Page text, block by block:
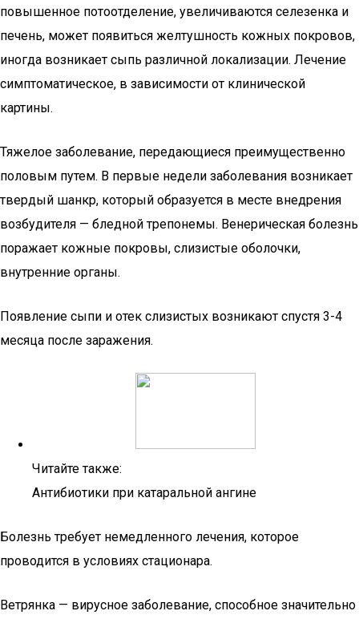
повышенное потоотделение, увеличиваются селезенка и
печень, может появиться желтушность кожных покровов,
иногда возникает сыпь различной локализации. Лечение
симптоматическое, в зависимости от клинической
картины.
Тяжелое заболевание, передающиеся преимущественно
половым путем. В первые недели заболевания возникает
твердый шанкр, который образуется в месте внедрения
возбудителя — бледной трепонемы. Венерическая болезнь
поражает кожные покровы, слизистые оболочки,
внутренние органы.
Появление сыпи и отек слизистых возникают спустя 3-4
месяца после заражения.
Читайте также:
Антибиотики при катаральной ангине
Болезнь требует немедленного лечения, которое
проводится в условиях стационара.
Ветрянка — вирусное заболевание, способное значительно